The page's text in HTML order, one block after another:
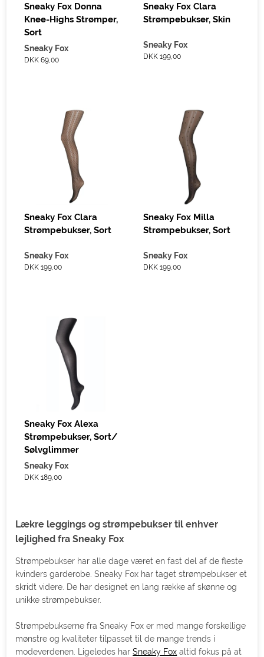
Sneaky Fox Donna
Knee-Highs Strømper,
Sort
Sneaky Fox
DKK 69,00
Sneaky Fox Clara
Strømpebukser, Skin
Sneaky Fox
DKK 199,00
Sneaky Fox Clara
Strømpebukser, Sort
Sneaky Fox
DKK 199,00
Sneaky Fox Milla
Strømpebukser, Sort
Sneaky Fox
DKK 199,00
Sneaky Fox Alexa
Strømpebukser, Sort/
Sølvglimmer
Sneaky Fox
DKK 189,00
Lækre leggings og strømpebukser til enhver
lejlighed fra Sneaky Fox
Strømpebukser har alle dage været en fast del af de fleste
kvinders garderobe. Sneaky Fox har taget strømpebukser et
skridt videre. De har designet en lang række af skønne og
unikke strømpebukser.
Strømpebukserne fra Sneaky Fox er med mange forskellige
mønstre og kvaliteter tilpasset til de mange trends i
modeverdenen. Ligeledes harSneaky Fox altid fokus på at